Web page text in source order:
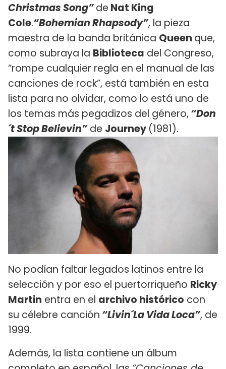
Christmas Song”de Nat King
Cole.“Bohemian Rhapsody”, la pieza
maestra de la banda británica Queen que,
como subraya la Biblioteca del Congreso,
“rompe cualquier regla en el manual de las
canciones de rock”, está también en esta
lista para no olvidar, como lo está uno de
los temas más pegadizos del género, “Don
´t Stop Believin” de Journey (1981).
No podían faltar legados latinos entre la
selección y por eso el puertorriqueño Ricky
Martin entra en el archivo histórico con
su célebre canción “Livin´La Vida Loca”, de
1999.
Además, la lista contiene un álbum